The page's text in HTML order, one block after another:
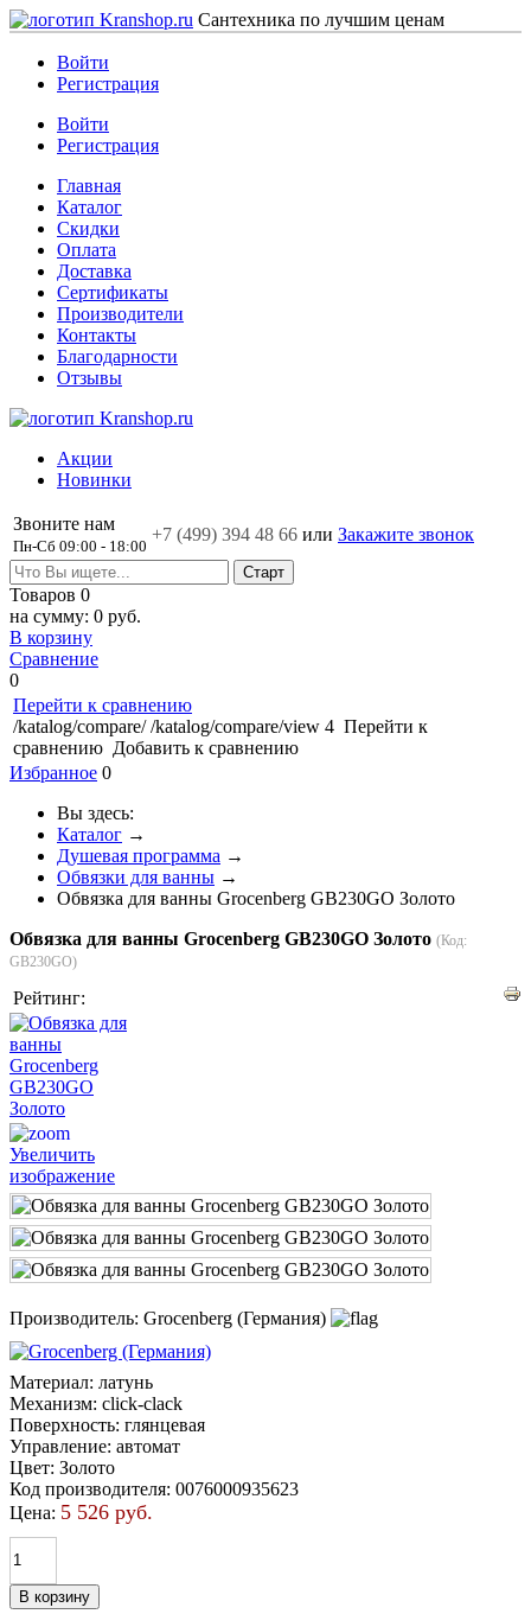
Сантехника по лучшим ценам
Войти
Регистрация
Войти
Регистрация
Главная
Каталог
Скидки
Оплата
Доставка
Сертификаты
Производители
Контакты
Благодарности
Отзывы
Акции
Новинки
Звоните нам
Пн-Сб 09:00 - 18:00
+7 (499) 394 48 66 или Закажите звонок
Товаров 0
на сумму: 0 руб.
В корзину
Сравнение
0
Перейти к сравнению
/katalog/compare/ /katalog/compare/view 4 Перейти к
сравнению Добавить к сравнению
Избранное 0
Вы здесь:
Каталог →
Душевая программа →
Обвязки для ванны →
Обвязка для ванны Grocenberg GB230GO Золото
Обвязка для ванны Grocenberg GB230GO Золото (Код:
GB230GO)
Рейтинг:
Увеличить
изображение
Производитель: Grocenberg (Германия)
Материал: латунь
Механизм: click-clack
Поверхность: глянцевая
Управление: автомат
Цвет: Золото
Код производителя: 0076000935623
Цена: 5 526 руб.